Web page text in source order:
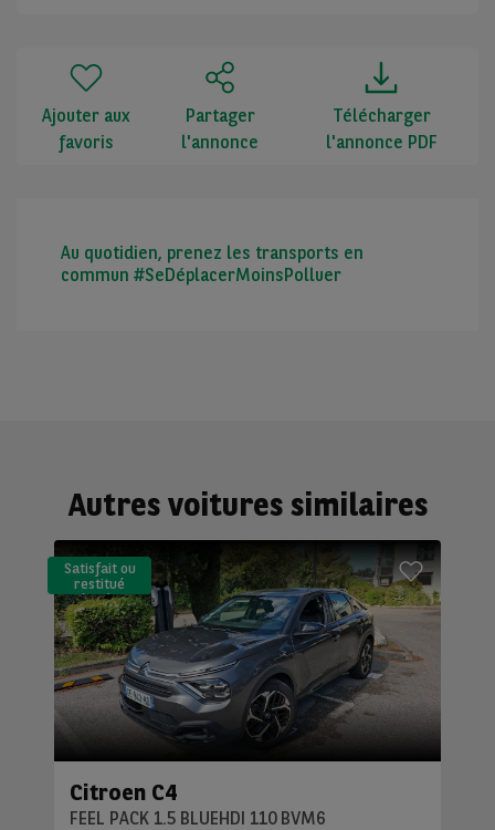
Ajouter aux
favoris
Partager
l'annonce
Télécharger
l'annonce PDF
Au quotidien, prenez les transports en
commun #SeDéplacerMoinsPolluer
Autres voitures similaires
Satisfait ou
restitué
(LLD)*
Citroen C4
FEEL PACK 1.5 BLUEHDI 110 BVM6